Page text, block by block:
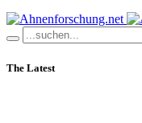
The Latest